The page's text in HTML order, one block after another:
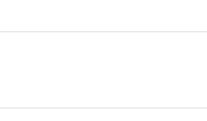
มเชฟมากประสบการณ์ชาวจีน
พัดจานซิกเนเจอร์สไตล์กวางตุ้ง
เครื่องเทศยัดไส้ในหมั่นโถวและ